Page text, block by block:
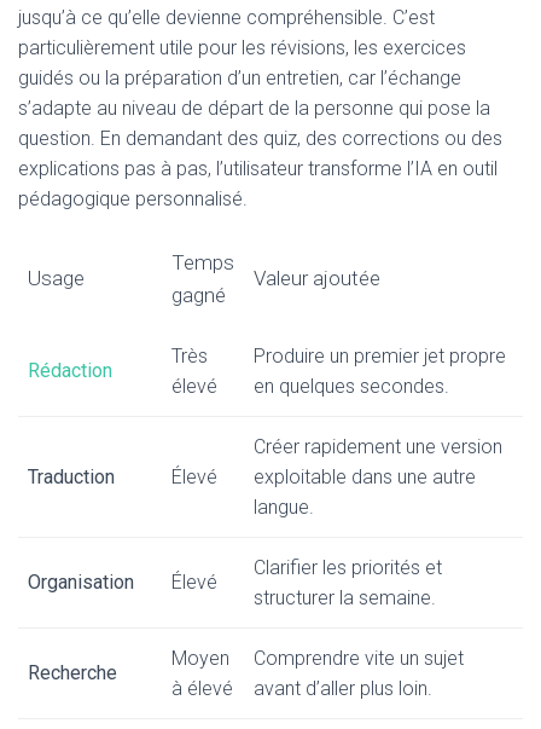
jusqu’à ce qu’elle devienne compréhensible. C’est
particulièrement utile pour les révisions, les exercices
guidés ou la préparation d’un entretien, car l’échange
s’adapte au niveau de départ de la personne qui pose la
question. En demandant des quiz, des corrections ou des
explications pas à pas, l’utilisateur transforme l’IA en outil
pédagogique personnalisé.
Usage
Temps
gagné
Valeur ajoutée
Rédaction
Très
élevé
Produire un premier jet propre
en quelques secondes.
Traduction Élevé
Créer rapidement une version
exploitable dans une autre
langue.
Organisation Élevé
Clarifier les priorités et
structurer la semaine.
Recherche
Moyen
à élevé
Comprendre vite un sujet
avant d’aller plus loin.